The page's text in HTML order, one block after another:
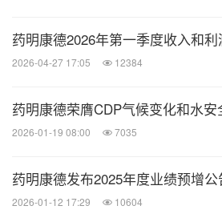
Development and
劲增长。
子D&M业务收入199.2
11.4%。2025年，小
线总数达到3,452个，
目, 91个临床III期项目
药明康德2026年第一季度收入和
2026-04-27 17:05 12384
药明康德荣膺CDP气候变化和水安
2026-01-19 08:00 7035
药明康德发布2025年度业绩预增公
2026-01-12 17:29 10604